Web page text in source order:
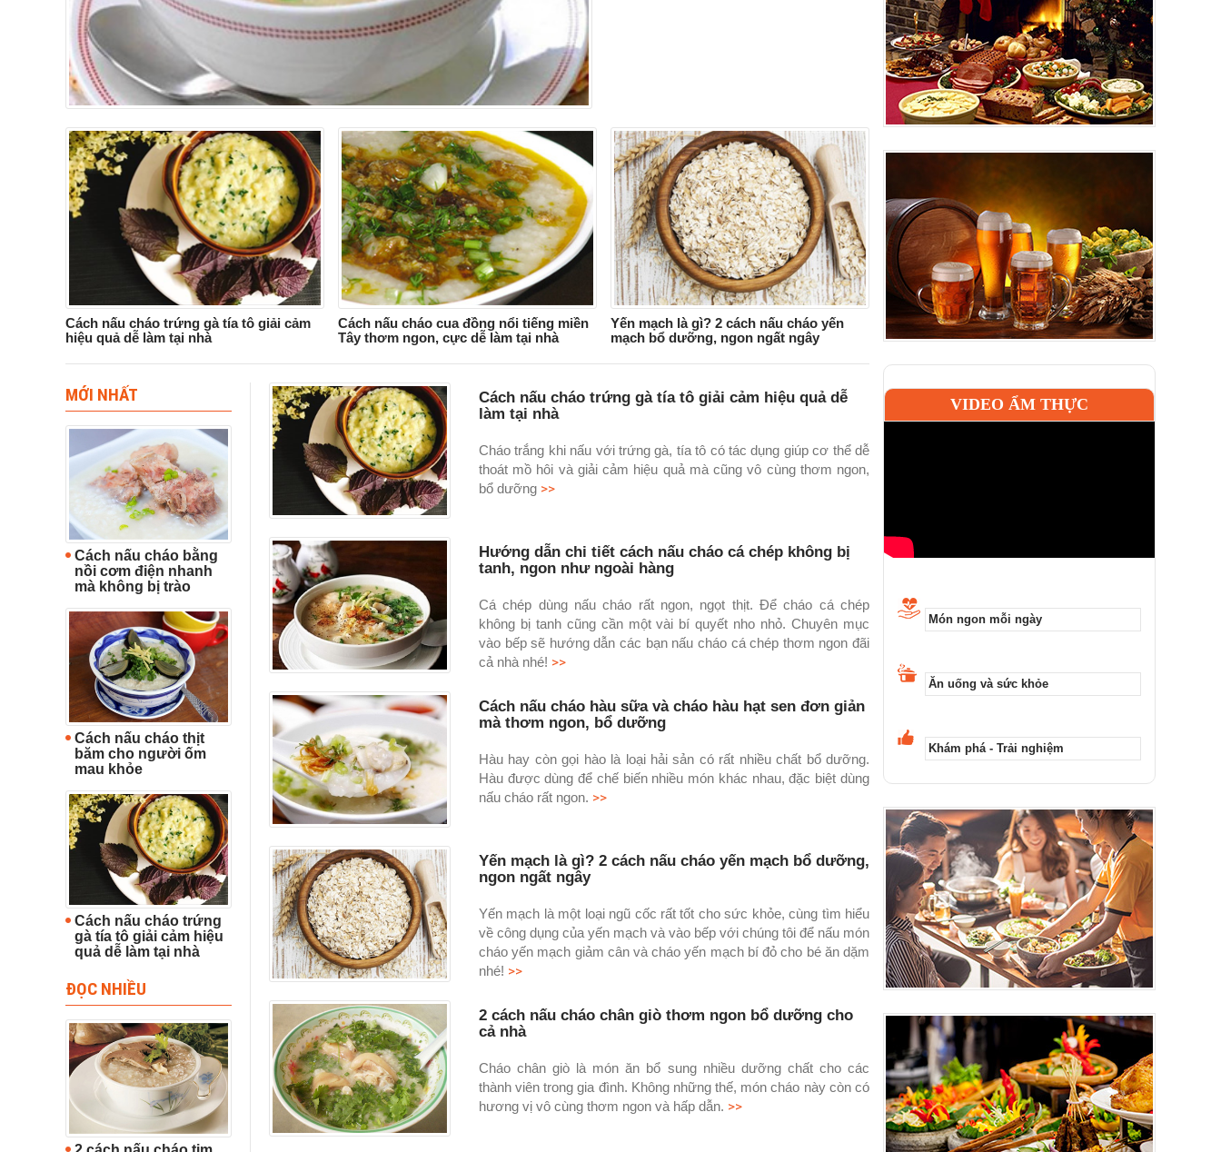
Cách nấu cháo trứng gà tía tô giải cảm
hiệu quả dễ làm tại nhà
Cách nấu cháo cua đồng nổi tiếng miền
Tây thơm ngon, cực dễ làm tại nhà
Yến mạch là gì? 2 cách nấu cháo yến
mạch bổ dưỡng, ngon ngất ngây
MỚI NHẤT
Cách nấu cháo bằng
nồi cơm điện nhanh
mà không bị trào
Cách nấu cháo thịt
băm cho người ốm
mau khỏe
Cách nấu cháo trứng
gà tía tô giải cảm hiệu
quả dễ làm tại nhà
ĐỌC NHIỀU
Cách nấu cháo trứng gà tía tô giải cảm hiệu quả dễ
làm tại nhà
Cháo trắng khi nấu với trứng gà, tía tô có tác dụng giúp cơ thể dễ
thoát mồ hôi và giải cảm hiệu quả mà cũng vô cùng thơm ngon,
bổ dưỡng>>
Hướng dẫn chi tiết cách nấu cháo cá chép không bị
tanh, ngon như ngoài hàng
Cá chép dùng nấu cháo rất ngon, ngọt thịt. Để cháo cá chép
không bị tanh cũng cần một vài bí quyết nho nhỏ. Chuyên mục
vào bếp sẽ hướng dẫn các bạn nấu cháo cá chép thơm ngon đãi
cả nhà nhé! >>
Cách nấu cháo hàu sữa và cháo hàu hạt sen đơn giản
mà thơm ngon, bổ dưỡng
Hàu hay còn gọi hào là loại hải sản có rất nhiều chất bổ dưỡng.
Hàu được dùng để chế biến nhiều món khác nhau, đặc biệt dùng
nấu cháo rất ngon. >>
Yến mạch là gì? 2 cách nấu cháo yến mạch bổ dưỡng,
ngon ngất ngây
Yến mạch là một loại ngũ cốc rất tốt cho sức khỏe, cùng tìm hiểu
về công dụng của yến mạch và vào bếp với chúng tôi để nấu món
cháo yến mạch giảm cân và cháo yến mạch bí đỏ cho bé ăn dặm
nhé! >>
2 cách nấu cháo chân giò thơm ngon bổ dưỡng cho
cả nhà
Cháo chân giò là món ăn bổ sung nhiều dưỡng chất cho các
thành viên trong gia đình. Không những thế, món cháo này còn có
hương vị vô cùng thơm ngon và hấp dẫn. >>
VIDEO ẨM THỰC
Món ngon mỗi ngày
Ăn uống và sức khỏe
Khám phá - Trải nghiệm